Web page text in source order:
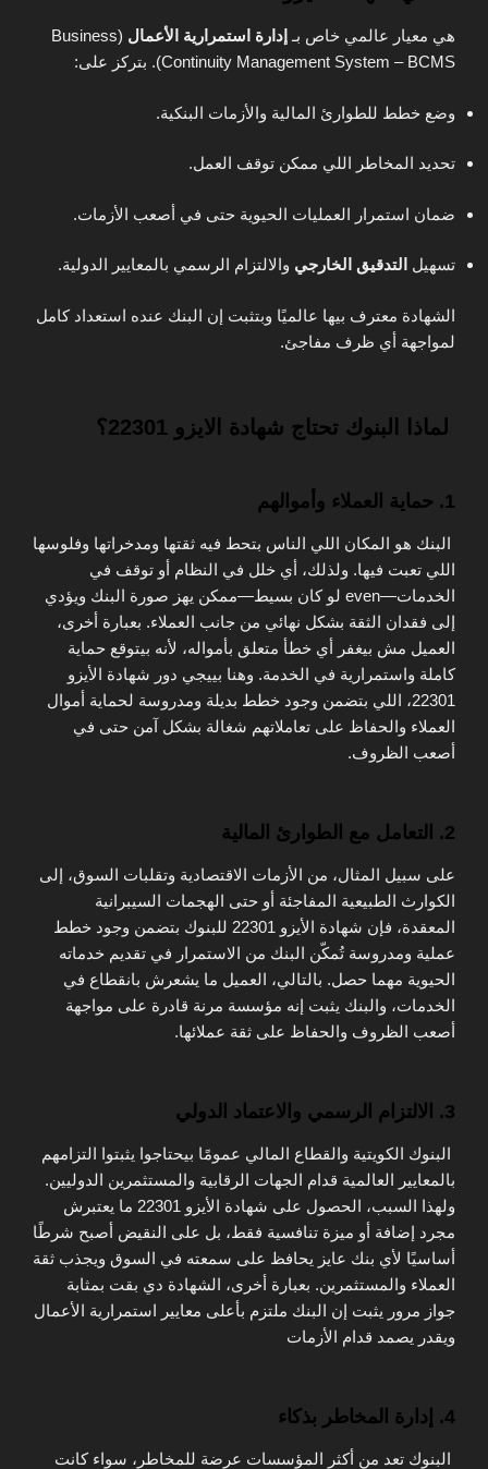
هي معيار عالمي خاص بـإدارة استمرارية الأعمال
(Business
Continuity Management System – BCMS). بتركز على:
وضع خطط للطوارئ المالية والأزمات البنكية.
تحديد المخاطر اللي ممكن توقف العمل.
ضمان استمرار العمليات الحيوية حتى في أصعب الأزمات.
تسهيل التدقيق الخارجي والالتزام الرسمي بالمعايير الدولية.
الشهادة معترف بيها عالميًا وبتثبت إن البنك عنده استعداد كامل
لمواجهة أي ظرف مفاجئ.
لماذا البنوك تحتاج شهادة الايزو 22301؟
1. حماية العملاء وأموالهم
البنك هو المكان اللي الناس بتحط فيه ثقتها ومدخراتها وفلوسها
اللي تعبت فيها. ولذلك، أي خلل في النظام أو توقف في
الخدمات—even لو كان بسيط—ممكن يهز صورة البنك ويؤدي
إلى فقدان الثقة بشكل نهائي من جانب العملاء. بعبارة أخرى،
العميل مش بيغفر أي خطأ متعلق بأمواله، لأنه بيتوقع حماية
كاملة واستمرارية في الخدمة. وهنا بييجي دور شهادة الأيزو
22301، اللي بتضمن وجود خطط بديلة ومدروسة لحماية أموال
العملاء والحفاظ على تعاملاتهم شغالة بشكل آمن حتى في
أصعب الظروف.
2. التعامل مع الطوارئ المالية
على سبيل المثال، من الأزمات الاقتصادية وتقلبات السوق، إلى
الكوارث الطبيعية المفاجئة أو حتى الهجمات السيبرانية
المعقدة، فإن شهادة الأيزو 22301 للبنوك بتضمن وجود خطط
عملية ومدروسة تُمكّن البنك من الاستمرار في تقديم خدماته
الحيوية مهما حصل. بالتالي، العميل ما يشعرش بانقطاع في
الخدمات، والبنك يثبت إنه مؤسسة مرنة قادرة على مواجهة
أصعب الظروف والحفاظ على ثقة عملائها.
3. الالتزام الرسمي والاعتماد الدولي
البنوك الكويتية والقطاع المالي عمومًا بيحتاجوا يثبتوا التزامهم
بالمعايير العالمية قدام الجهات الرقابية والمستثمرين الدوليين.
ولهذا السبب، الحصول على شهادة الأيزو 22301 ما يعتبرش
مجرد إضافة أو ميزة تنافسية فقط، بل على النقيض أصبح شرطًا
أساسيًا لأي بنك عايز يحافظ على سمعته في السوق ويجذب ثقة
العملاء والمستثمرين. بعبارة أخرى، الشهادة دي بقت بمثابة
جواز مرور يثبت إن البنك ملتزم بأعلى معايير استمرارية الأعمال
ويقدر يصمد قدام الأزمات
4. إدارة المخاطر بذكاء
البنوك تعد من أكثر المؤسسات عرضة للمخاطر، سواء كانت